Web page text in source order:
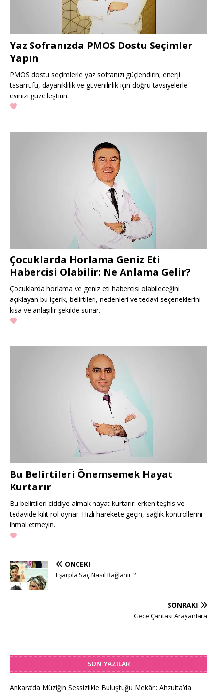
Yaz Sofranızda PMOS Dostu Seçimler
Yapın
PMOS dostu seçimlerle yaz sofranızı güçlendirin; enerji
tasarrufu, dayanıklılık ve güvenilirlik için doğru tavsiyelerle
evinizi güzelleştirin.
Çocuklarda Horlama Geniz Eti
Habercisi Olabilir: Ne Anlama Gelir?
Çocuklarda horlama ve geniz eti habercisi olabileceğini
açıklayan bu içerik, belirtileri, nedenleri ve tedavi seçeneklerini
kısa ve anlaşılır şekilde sunar.
Bu Belirtileri Önemsemek Hayat
Kurtarır
Bu belirtileri ciddiye almak hayat kurtarır: erken teşhis ve
tedavide kilit rol oynar. Hızlı harekete geçin, sağlık kontrollerini
ihmal etmeyin.
ÖNCEKI
Eşarpla Saç Nasıl Bağlanır ?
SONRAKI
Gece Çantası Arayanlara
SON YAZILAR
Ankara’da Müziğin Sessizlikle Buluştuğu Mekân: Ahzuita’da